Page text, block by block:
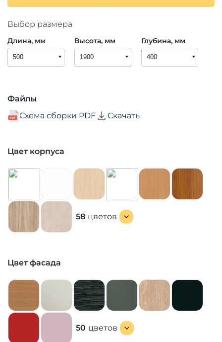
Выбор размера
Длина, мм Высота, мм Глубина, мм
Файлы
Схема сборки PDF
Скачать
Цвет корпуса
58 цветов
Цвет фасада
50 цветов